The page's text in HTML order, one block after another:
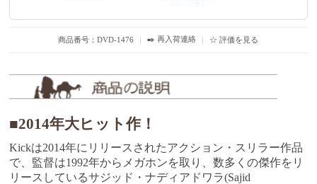
商品番号：DVD-1476 ｜ ✒️ 再入荷連絡 ｜ ☆ 評価を見る
■2014年大ヒット作！
Kickは2014年にリリースされたアクション・スリラー作品
で、監督は1992年からメガホンを取り、数多くの傑作をリ
リースしているサジッド・ナディアドワラ(Sajid